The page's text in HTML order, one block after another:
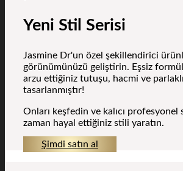
Yeni Stil Serisi
Jasmine Dr'un özel şekillendirici
görünümünüzü geliştirin. Eşsiz
arzu ettiğiniz tutuşu, hacmi ve
tasarlanmıştır!
Onları keşfedin ve kalıcı
zaman hayal ettiğiniz stili yaratın.
Şimdi satın al